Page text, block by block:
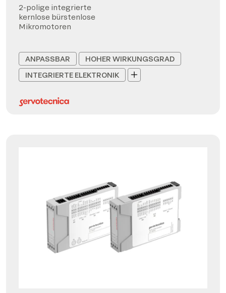
2-polige integrierte
kernlose bürstenlose
Mikromotoren
ANPASSBAR
HOHER WIRKUNGSGRAD
INTEGRIERTE ELEKTRONIK